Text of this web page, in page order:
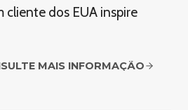
cliente dos EUA inspire
MAIS INFORMAÇÃO